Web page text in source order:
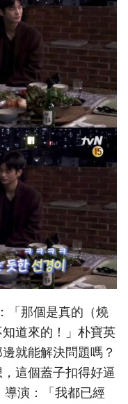
「那個是真的（燒
道來的！」朴寶英
就能解決問題嗎？
這個蓋子扣得好逼
導演：「我都已經